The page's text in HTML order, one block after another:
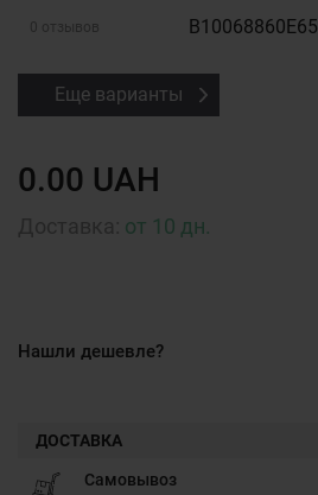
0 отзывов B10068860E65
Еще варианты
0.00 UAH
от 10 дн.
Нашли дешевле?
ДОСТАВКА
Самовывоз